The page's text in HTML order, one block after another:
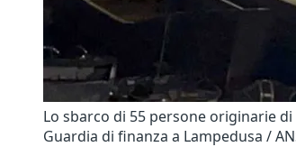
Lo sbarco di 55 persone originarie
Guardia di finanza a Lampedusa /